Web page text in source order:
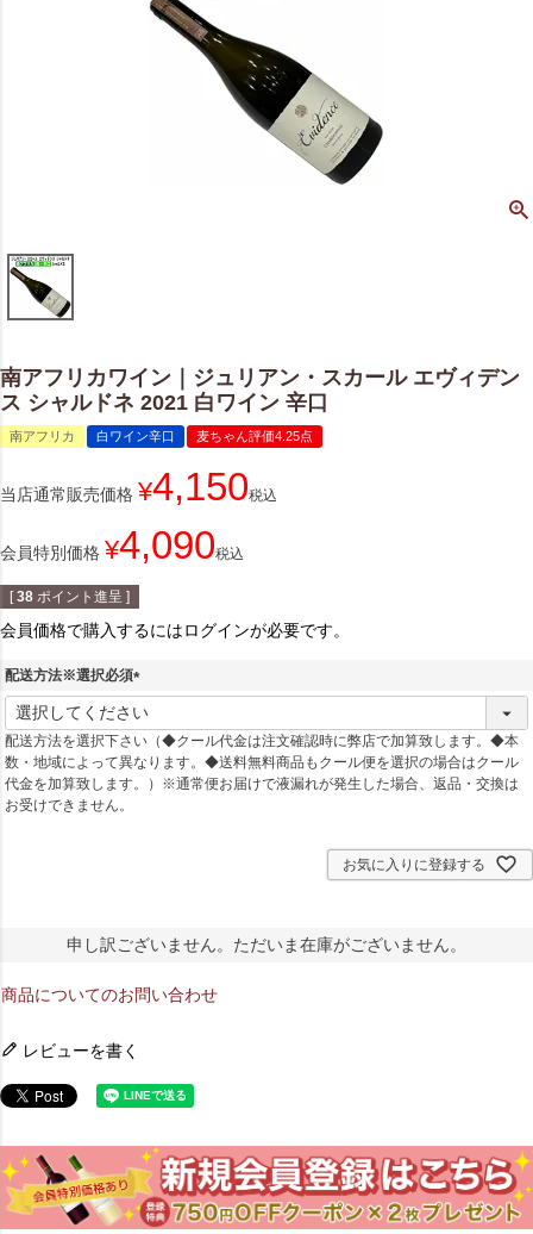
南アフリカワイン｜ジュリアン・スカール エヴィデン
ス シャルドネ 2021 白ワイン 辛口
南アフリカ 白ワイン辛口 麦ちゃん評価4.25点
当店通常販売価格 ¥4,150税込
会員特別価格 ¥4,090税込
[ 38 ポイント進呈 ]
会員価格で購入するにはログインが必要です。
配送方法※選択必須
(
必
須
)
配送方法を選択下さい（◆クール代金は注文確認時に弊店で加算致します。◆本
数・地域によって異なります。◆送料無料商品もクール便を選択の場合はクール
代金を加算致します。）※通常便お届けで液漏れが発生した場合、返品・交換は
お受けできません。
お気に入りに登録する
申し訳ございません。ただいま在庫がございません。
商品についてのお問い合わせ
レビューを書く